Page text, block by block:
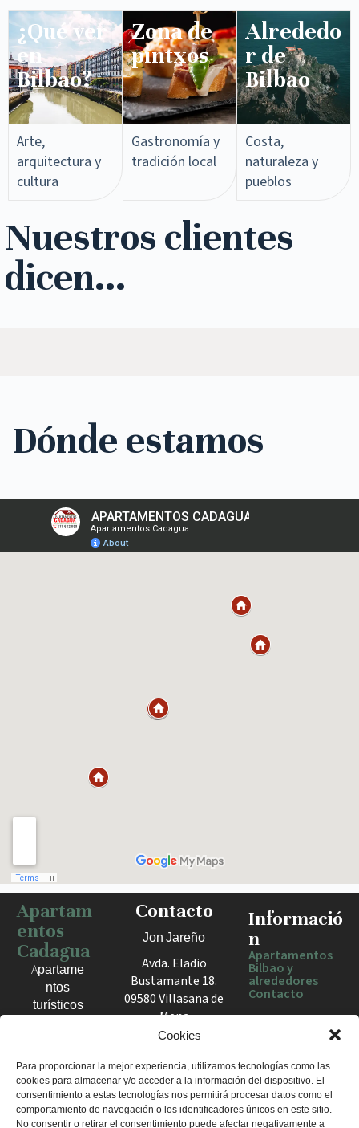
Cookies
Para proporcionar la mejor experiencia, utilizamos tecnologías como las
cookies para almacenar y/o acceder a la información del dispositivo. El
consentimiento a estas tecnologías nos permitirá procesar datos como el
comportamiento de navegación o los identificadores únicos en este sitio.
No consentir o retirar el consentimiento puede afectar negativamente a
¿Qué ver
en
Bilbao?
Arte,
arquitectura y
cultura
Zona de
pintxos​
Gastronomía y
tradición local
Alrededo
r de
Bilbao
Costa,
naturaleza y
pueblos
Nuestros clientes
dicen...
Dónde estamos
Haz clic para activar el mapa
Apartam
entos
Cadagua
Apartame
ntos
turísticos
el Valle
de Mena.
Estancias
cómodas
Contacto
Jon Jareño
Avda. Eladio
Bustamante 18.
09580 Villasana de
Mena
España
+34 675 602
960
apartamentosc
Informació
n
Apartamentos
Bilbao y
alrededores
Contacto